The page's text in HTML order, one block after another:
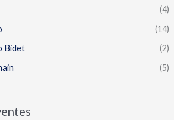
(4)
(14)
Bidet
(2)
(5)